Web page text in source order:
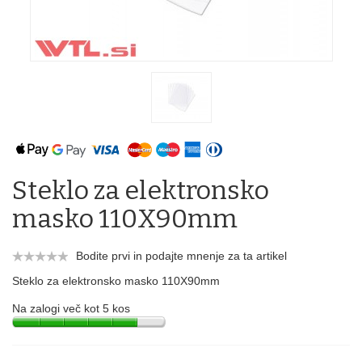
Steklo za elektronsko
masko 110X90mm
Bodite prvi in podajte mnenje za ta artikel
Steklo za elektronsko masko 110X90mm
Na zalogi več kot 5 kos